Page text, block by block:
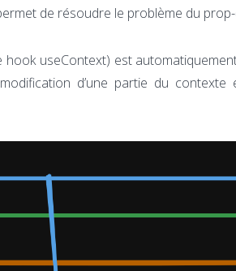
de résoudre le problème du prop-
useContext) est
d’une partie du